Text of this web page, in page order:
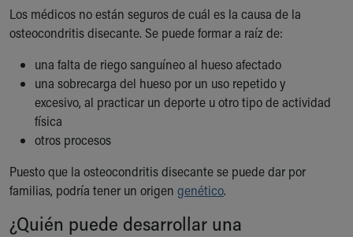
Building a Brighter Future
Our Mission, Vision, Promise
Community Mission
Connect With Us
Our Culture of Caring
Newsroom
Our Leadership
Unity and Engagement
Women's Board
Our History
Los médicos no están seguros de cuál es la causa de la
osteocondritis disecante. Se puede formar a raíz de:
una falta de riego sanguíneo al hueso afectado
una sobrecarga del hueso por un uso repetido y
excesivo, al practicar un deporte u otro tipo de actividad
física
otros procesos
Puesto que la osteocondritis disecante se puede dar por
familias, podría tener un origen genético.
¿Quién puede desarrollar una